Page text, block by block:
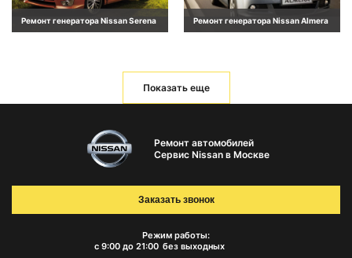
Ремонт генератора Nissan Serena Ремонт генератора Nissan Almera
Показать еще
Ремонт автомобилей
Сервис Nissan в Москве
Режим работы:
с 9:00 до 21:00 без выходных
Заказать звонок